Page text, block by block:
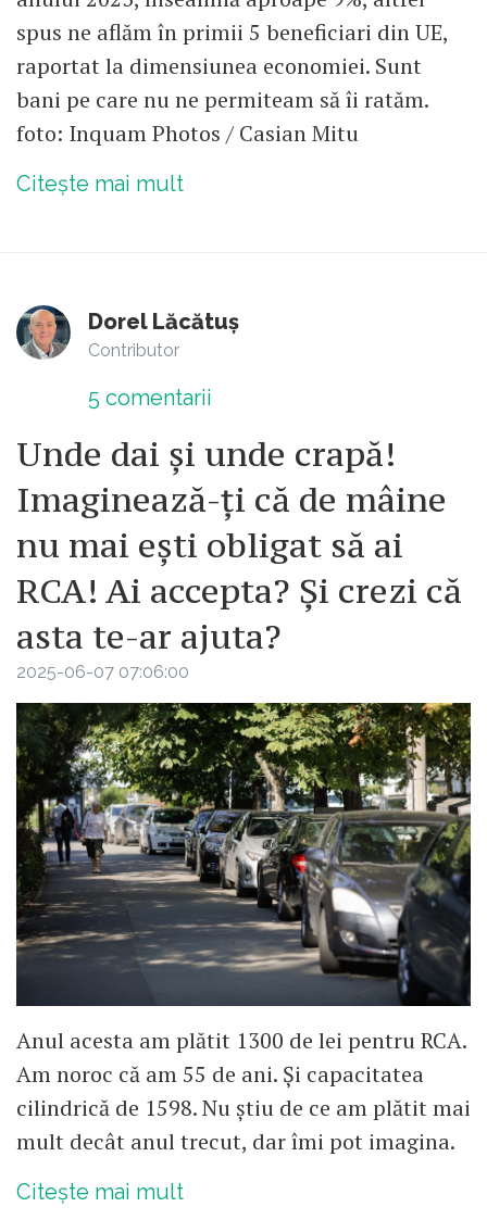
spus ne aflăm în primii 5 beneficiari din UE,
raportat la dimensiunea economiei. Sunt
bani pe care nu ne permiteam să îi ratăm.
foto: Inquam Photos / Casian Mitu
Citește mai mult
Dorel Lăcătuș
Contributor
5 comentarii
Unde dai și unde crapă!
Imaginează-ți că de mâine
nu mai ești obligat să ai
RCA! Ai accepta? Și crezi că
asta te-ar ajuta?
2025-06-07 07:06:00
Anul acesta am plătit 1300 de lei pentru RCA.
Am noroc că am 55 de ani. Și capacitatea
cilindrică de 1598. Nu știu de ce am plătit mai
mult decât anul trecut, dar îmi pot imagina.
Citește mai mult